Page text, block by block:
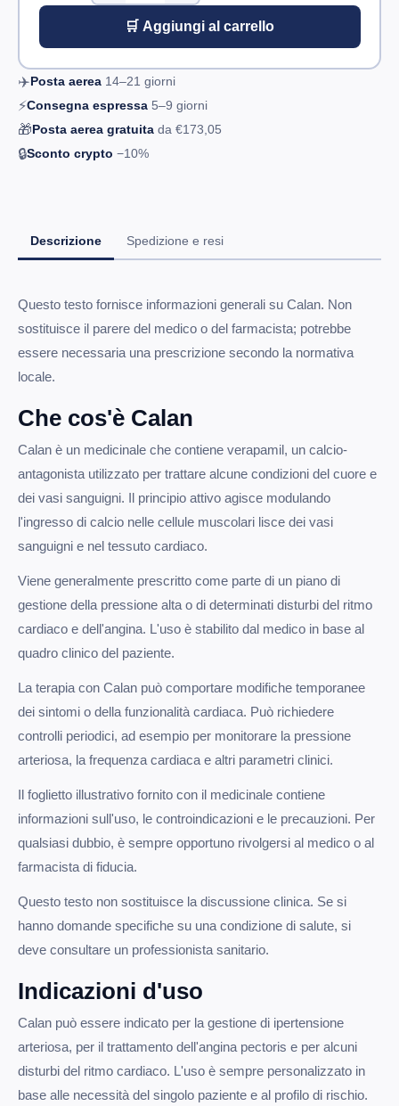
🛒 Aggiungi al carrello
✈️Posta aerea 14–21 giorni
⚡Consegna espressa 5–9 giorni
🎁Posta aerea gratuita da €173,05
🔒Sconto crypto −10%
Descrizione Spedizione e resi
Questo testo fornisce informazioni generali su Calan. Non
sostituisce il parere del medico o del farmacista; potrebbe
essere necessaria una prescrizione secondo la normativa
locale.
Che cos'è Calan
Calan è un medicinale che contiene verapamil, un calcio-
antagonista utilizzato per trattare alcune condizioni del cuore e
dei vasi sanguigni. Il principio attivo agisce modulando
l'ingresso di calcio nelle cellule muscolari lisce dei vasi
sanguigni e nel tessuto cardiaco.
Viene generalmente prescritto come parte di un piano di
gestione della pressione alta o di determinati disturbi del ritmo
cardiaco e dell'angina. L'uso è stabilito dal medico in base al
quadro clinico del paziente.
La terapia con Calan può comportare modifiche temporanee
dei sintomi o della funzionalità cardiaca. Può richiedere
controlli periodici, ad esempio per monitorare la pressione
arteriosa, la frequenza cardiaca e altri parametri clinici.
Il foglietto illustrativo fornito con il medicinale contiene
informazioni sull'uso, le controindicazioni e le precauzioni. Per
qualsiasi dubbio, è sempre opportuno rivolgersi al medico o al
farmacista di fiducia.
Questo testo non sostituisce la discussione clinica. Se si
hanno domande specifiche su una condizione di salute, si
deve consultare un professionista sanitario.
Indicazioni d'uso
Calan può essere indicato per la gestione di ipertensione
arteriosa, per il trattamento dell'angina pectoris e per alcuni
disturbi del ritmo cardiaco. L'uso è sempre personalizzato in
base alle necessità del singolo paziente e al profilo di rischio.